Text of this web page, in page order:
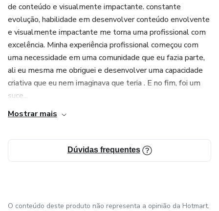
de conteúdo e visualmente impactante. constante
evolução, habilidade em desenvolver conteúdo envolvente
e visualmente impactante me torna uma profissional com
excelência. Minha experiência profissional começou com
uma necessidade em uma comunidade que eu fazia parte,
ali eu mesma me obriguei e desenvolver uma capacidade
criativa que eu nem imaginava que teria . E no fim, foi um
suce...
Mostrar mais
Dúvidas frequentes
O conteúdo deste produto não representa a opinião da Hotmart.